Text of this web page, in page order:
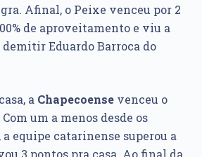
Afinal, o Peixe venceu por 2
de aproveitamento e viu a
Eduardo Barroca do
a Chapecoense venceu o
um a menos desde os
equipe catarinense superou a
3 pontos pra casa. Ao final da